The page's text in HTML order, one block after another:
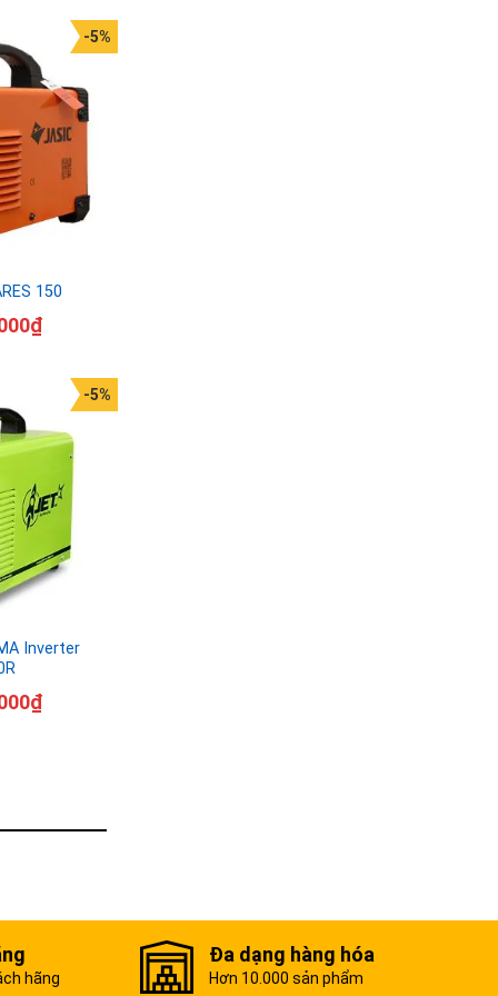
150
-5%
₫
Inverter
-5%
₫
hãng
Đa dạng hàng hóa
Hơn 10.000 sản phẩm